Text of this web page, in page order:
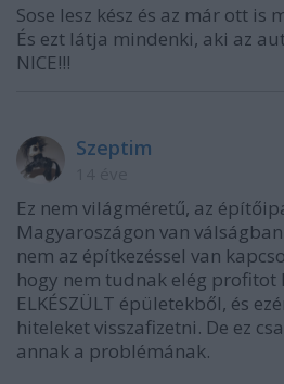
Sose lesz kész és az már ott is
És ezt látja mindenki, aki az
NICE!!!
Szeptim
Ez nem világméretű, az
Magyaroszágon van
nem az építkezéssel van
hogy nem tudnak elég profitot
ELKÉSZÜLT épületekből, és
hiteleket visszafizetni. De ez
annak a problémának.